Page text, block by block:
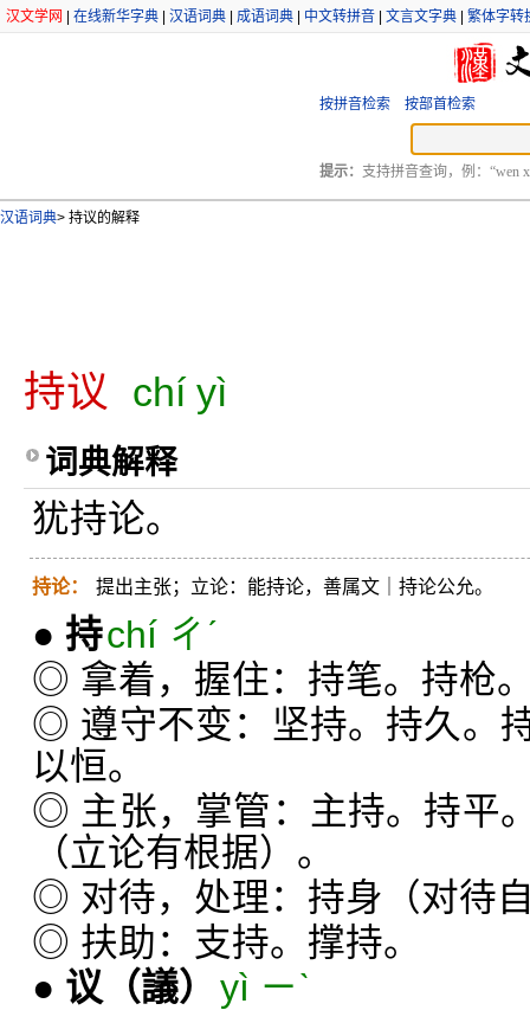
汉文学网 在线新华字典 汉语词典 成语词典 中文转拼音 文言文字典 繁体字转
按拼音检索 按部首检索
提示： 支持拼音查询，例：“wen
汉语词典> 持议的解释
持议 chí yì
词典解释
犹持论。
持论： 提出主张；立论：能持论，善属文｜持论公允。
● 持chí ㄔˊ
◎ 拿着，握住：持笔。持枪
◎ 遵守不变：坚持。持久。
以恒。
◎ 主张，掌管：主持。持平
（立论有根据）。
◎ 对待，处理：持身（对待
◎ 扶助：支持。撑持。
● 议 （議） yì ㄧˋ